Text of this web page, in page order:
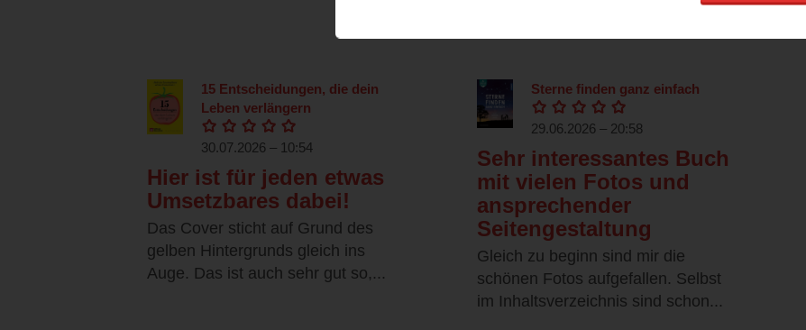
15 Entscheidungen, die dein
Leben verlängern
30.07.2026 – 10:54
Hier ist für jeden etwas
Umsetzbares dabei!
Das Cover sticht auf Grund des
gelben Hintergrunds gleich ins
Auge. Das ist auch sehr gut so,...
Sterne finden ganz einfach
29.06.2026 – 20:58
Sehr interessantes Buch
mit vielen Fotos und
ansprechender
Seitengestaltung
Gleich zu beginn sind mir die
schönen Fotos aufgefallen. Selbst
im Inhaltsverzeichnis sind schon...